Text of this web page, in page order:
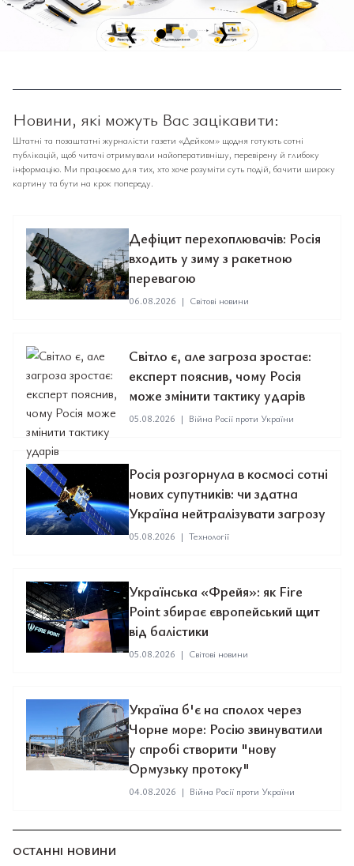
❮ ❯
Новини, які можуть Вас зацікавити:
Штатні та позаштатні журналісти газети «Дейком» щодня готують сотні
публікацій, щоб читачі отримували найоперативнішу, перевірену й глибоку
інформацію. Ми працюємо для тих, хто хоче розуміти суть подій, бачити широку
картину та бути на крок попереду.
Дефіцит перехоплювачів: Росія
входить у зиму з ракетною
перевагою
06.08.2026 | Світові новини
Світло є, але загроза зростає:
експерт пояснив, чому Росія
може змінити тактику ударів
05.08.2026 | Війна Росії проти України
Росія розгорнула в космосі сотні
нових супутників: чи здатна
Україна нейтралізувати загрозу
05.08.2026 | Технології
Українська «Фрейя»: як Fire
Point збирає європейський щит
від балістики
05.08.2026 | Світові новини
Україна б'є на сполох через
Чорне море: Росію звинуватили
у спробі створити "нову
Ормузьку протоку"
04.08.2026 | Війна Росії проти України
ОСТАННІ НОВИНИ